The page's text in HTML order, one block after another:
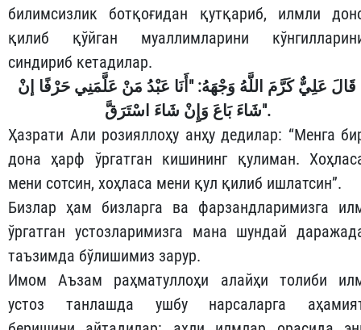
билимсизлик ботқоғидан қутқариб, илмли
қилиб қўйган муаллимларини
синдириб кетадилар.
قَالَ عَلِيٌّ كَرَّمَ اللَّهُ وَجْهَهُ: "أَنَا عَبْدُ مَنْ عَلَّمَنِي حَرْفًا إنْ
شَاءَ بَاعَ وَإِنْ شَاءَ اسْتَرَقَّ".
Ҳазрати Али розияллоҳу анҳу дедилар: “Менга
дона ҳарф ўргатган кишининг қулиман.
мени сотсин, хоҳласа мени қул қилиб ишлатсин”.
Бизлар ҳам бизларга ва фарзандларимизга
ўргатган устозларимизга мана шундай
таъзимда бўлишимиз зарур.
Имом Аъзам раҳматуллоҳи алайҳи толиби
устоз танлашда ушбу нарсаларга